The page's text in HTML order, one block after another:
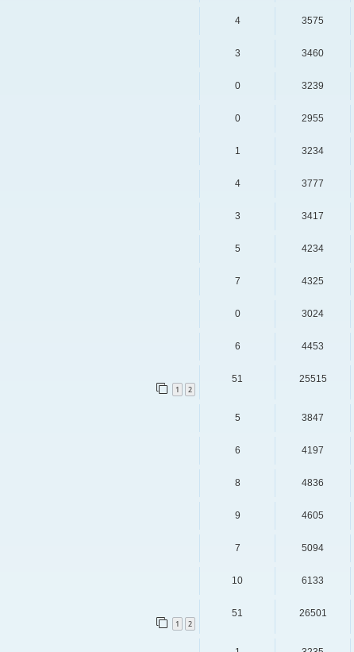
4 3575
3 3460
0 3239
0 2955
1 3234
4 3777
3 3417
5 4234
7 4325
0 3024
6 4453
1 2
51 25515
5 3847
6 4197
8 4836
9 4605
7 5094
10 6133
1 2
51 26501